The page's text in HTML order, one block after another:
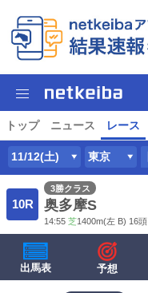
トップ ニュース レース
11/12(土) 東京
10R
3勝クラス
奥多摩S
14:55 芝1400m(左 B) 16頭
出馬表 予想